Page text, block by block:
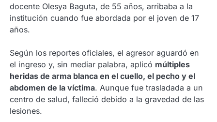
docente Olesya Baguta, de 55 años, arribaba a la
institución cuando fue abordada por el joven de 17
años.
Según los reportes oficiales, el agresor aguardó en
el ingreso y, sin mediar palabra, aplicó múltiples
heridas de arma blanca en el cuello, el pecho y el
abdomen de la víctima. Aunque fue trasladada a un
centro de salud, falleció debido a la gravedad de las
lesiones.